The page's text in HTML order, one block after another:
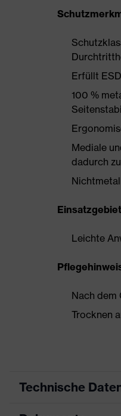
Erfüllt
100 %
Mediale
dadurch
Leichte
Nach dem
Trocknen
Technische